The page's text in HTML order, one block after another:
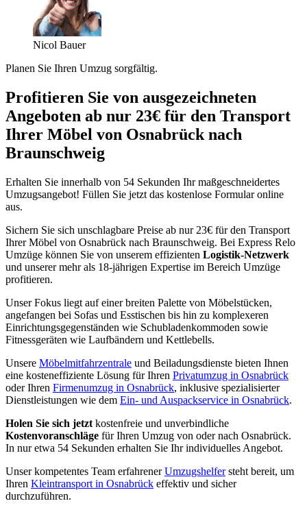
Nicol Bauer
Planen Sie Ihren Umzug sorgfältig.
Profitieren Sie von ausgezeichneten
Angeboten ab nur 23€ für den Transport
Ihrer Möbel von Osnabrück nach
Braunschweig
Erhalten Sie innerhalb von 54 Sekunden Ihr maßgeschneidertes
Umzugsangebot! Füllen Sie jetzt das kostenlose Formular online
aus.
Sichern Sie sich unschlagbare Preise ab nur 23€ für den Transport
Ihrer Möbel von Osnabrück nach Braunschweig. Bei Express Relo
Umzüge können Sie von unserem effizienten Logistik-Netzwerk
und unserer mehr als 18-jährigen Expertise im Bereich Umzüge
profitieren.
Unser Fokus liegt auf einer breiten Palette von Möbelstücken,
angefangen bei Sofas und Esstischen bis hin zu komplexeren
Einrichtungsgegenständen wie Schubladenkommoden sowie
Fitnessgeräten wie Laufbändern und Kettlebells.
Unsere Möbelmitfahrzentrale und Beiladungsdienste bieten Ihnen
eine kosteneffiziente Lösung für Ihren Privatumzug in Osnabrück
oder Ihren Firmenumzug in Osnabrück, inklusive spezialisierter
Dienstleistungen wie dem Ein- und Auspackservice in Osnabrück.
Holen Sie sich jetzt kostenfreie und unverbindliche
Kostenvoranschläge für Ihren Umzug von oder nach Osnabrück.
In nur etwa 54 Sekunden erhalten Sie Ihr individuelles Angebot.
Unser kompetentes Team erfahrenerUmzugshelfersteht bereit, um
Ihren Kleintransport in Osnabrück effektiv und sicher
durchzuführen.